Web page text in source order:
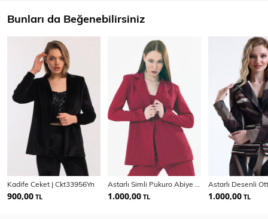
Bunları da Beğenebilirsiniz
Kadife Ceket | Ckt33956Yn
900,00 TL 1.000,00 TL 1.000,00 TL